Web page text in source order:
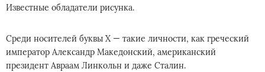
Известные обладатели рисунка.
Среди носителей буквы Х — такие личности, как греческий
император Александр Македонский, американский
президент Авраам Линкольн и даже Сталин.